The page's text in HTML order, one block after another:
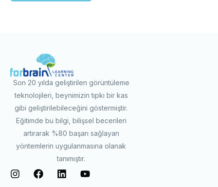
Son 20 yılda geliştirilen görüntüleme
teknolojileri, beynimizin tıpkı bir kas
gibi geliştirilebileceğini göstermiştir.
Eğitimde bu bilgi, bilişsel becerileri
artırarak %80 başarı sağlayan
yöntemlerin uygulanmasına olanak
tanımıştır.